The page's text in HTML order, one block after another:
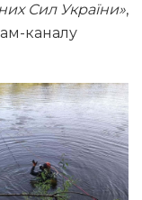
Сил України»,
каналу